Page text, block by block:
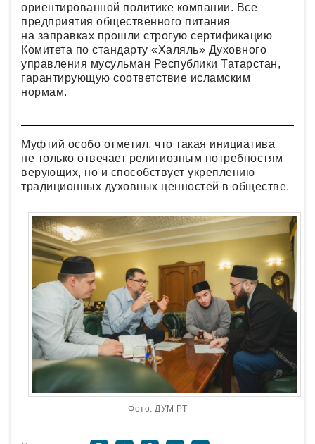
ориентированной политике компании. Все
предприятия общественного питания
на заправках прошли строгую сертификацию
Комитета по стандарту «Халяль» Духовного
управления мусульман Республики Татарстан,
гарантирующую соответствие исламским
нормам.
Муфтий особо отметил, что такая инициатива
не только отвечает религиозным потребностям
верующих, но и способствует укреплению
традиционных духовных ценностей в обществе.
Фото: ДУМ РТ